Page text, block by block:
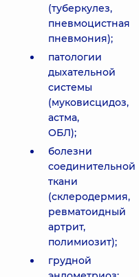
(туберкулез,
пневмоцистная
пневмония);
патологии
дыхательной
системы
(муковисцидоз,
астма,
ОБЛ);
болезни
соединительной
ткани
(склеродермия,
ревматоидный
артрит,
полимиозит);
грудной